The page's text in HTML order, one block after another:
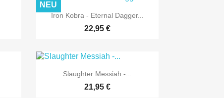
 Vorschau
Iron Kobra - Eternal Dagger...
22,95 €
NEU
 Vorschau
Slaughter Messiah -...
21,95 €